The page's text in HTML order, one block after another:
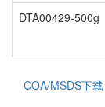
DTA00429-500g
COA/MSDS下载